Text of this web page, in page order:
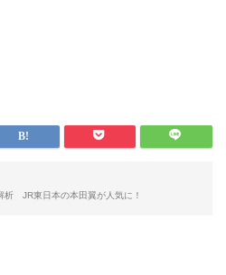
析 JR東日本の本田翼が人気に！